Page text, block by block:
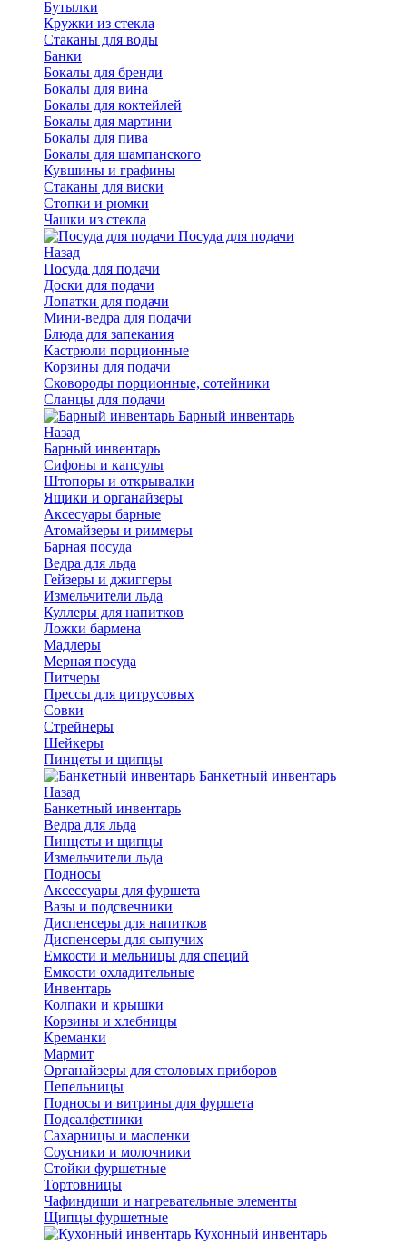
Бутылки
Кружки из стекла
Стаканы для воды
Банки
Бокалы для бренди
Бокалы для вина
Бокалы для коктейлей
Бокалы для мартини
Бокалы для пива
Бокалы для шампанского
Кувшины и графины
Стаканы для виски
Стопки и рюмки
Чашки из стекла
Посуда для подачи
Назад
Посуда для подачи
Доски для подачи
Лопатки для подачи
Мини-ведра для подачи
Блюда для запекания
Кастрюли порционные
Корзины для подачи
Сковороды порционные, сотейники
Сланцы для подачи
Барный инвентарь
Назад
Барный инвентарь
Сифоны и капсулы
Штопоры и открывалки
Ящики и органайзеры
Аксесуары барные
Атомайзеры и риммеры
Барная посуда
Ведра для льда
Гейзеры и джиггеры
Измельчители льда
Куллеры для напитков
Ложки бармена
Мадлеры
Мерная посуда
Питчеры
Прессы для цитрусовых
Совки
Стрейнеры
Шейкеры
Пинцеты и щипцы
Банкетный инвентарь
Назад
Банкетный инвентарь
Ведра для льда
Пинцеты и щипцы
Измельчители льда
Подносы
Аксессуары для фуршета
Вазы и подсвечники
Диспенсеры для напитков
Диспенсеры для сыпучих
Емкости и мельницы для специй
Емкости охладительные
Инвентарь
Колпаки и крышки
Корзины и хлебницы
Креманки
Мармит
Органайзеры для столовых приборов
Пепельницы
Подносы и витрины для фуршета
Подсалфетники
Сахарницы и масленки
Соусники и молочники
Стойки фуршетные
Тортовницы
Чафиндиши и нагревательные элементы
Щипцы фуршетные
Кухонный инвентарь